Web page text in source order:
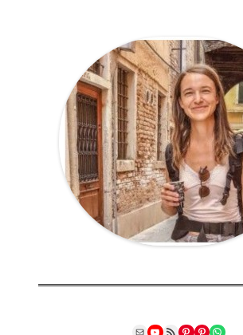
MailYouTube
RSS FeedPinterest
Pinterest